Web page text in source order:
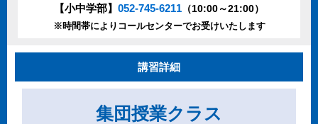
【小中学部】 052-745-6211 （10:00～21:00）
※時間帯によりコールセンターでお受けいたします
講習詳細
集団授業クラス